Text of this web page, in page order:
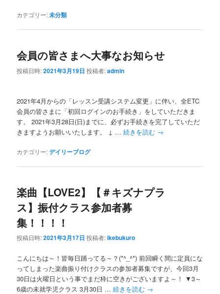
カテゴリー:未分類
会員の皆さまへ大事なお知らせ
投稿日時:2021年3月19日 投稿者:admin
2021年4月からの「レッスン受講システム変更」に伴い、全ETC
会員の皆さまに「初回ログインのお手続き」をしていただきま
す。 2021年3月28日(日)までに、必ずお手続きを完了していただ
きますようお願いいたします。 ↓ …続きを読む →
カテゴリー:デイリーブログ
楽曲【LOVE2】【＃キズナプラ
ス】振付クラス参加者募
集！！！！
投稿日時:2021年3月17日 投稿者:ikebukuro
こんにちは～！皆毎日踊ってる～？(*^_^*) 前回瞬く間に定員にな
ってしまった楽曲振り付けクラスの参加者募集ですが、今回3月
30日は火曜日という事でまだ枠に空きがございますよ～！ ▼3～
6歳の未就学児クラス 3月30日 …続きを読む →